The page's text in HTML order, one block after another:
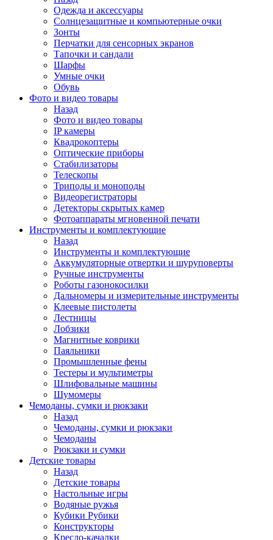
Одежда и аксессуары
Солнцезащитные и компьютерные очки
Зонты
Перчатки для сенсорных экранов
Тапочки и сандали
Шарфы
Умные очки
Обувь
Фото и видео товары
Назад
Фото и видео товары
IP камеры
Квадрокоптеры
Оптические приборы
Стабилизаторы
Телескопы
Триподы и моноподы
Видеорегистраторы
Детекторы скрытых камер
Фотоаппараты мгновенной печати
Инструменты и комплектующие
Назад
Инструменты и комплектующие
Аккумуляторные отвертки и шуруповерты
Ручные инструменты
Роботы газонокосилки
Дальномеры и измерительные инструменты
Клеевые пистолеты
Лестницы
Лобзики
Магнитные коврики
Паяльники
Промышленные фены
Тестеры и мультиметры
Шлифовальные машины
Шумомеры
Чемоданы, сумки и рюкзаки
Назад
Чемоданы, сумки и рюкзаки
Чемоданы
Рюкзаки и сумки
Детские товары
Назад
Детские товары
Настольные игры
Водяные ружья
Кубики Рубики
Конструкторы
Кресло-качалки